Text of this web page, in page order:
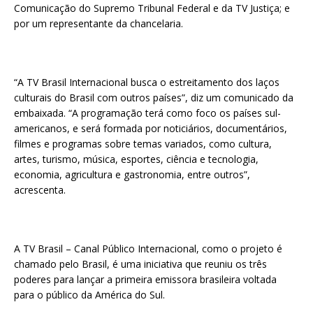
Comunicação do Supremo Tribunal Federal e da TV Justiça; e
por um representante da chancelaria.
“A TV Brasil Internacional busca o estreitamento dos laços
culturais do Brasil com outros países”, diz um comunicado da
embaixada. “A programação terá como foco os países sul-
americanos, e será formada por noticiários, documentários,
filmes e programas sobre temas variados, como cultura,
artes, turismo, música, esportes, ciência e tecnologia,
economia, agricultura e gastronomia, entre outros”,
acrescenta.
A TV Brasil – Canal Público Internacional, como o projeto é
chamado pelo Brasil, é uma iniciativa que reuniu os três
poderes para lançar a primeira emissora brasileira voltada
para o público da América do Sul.